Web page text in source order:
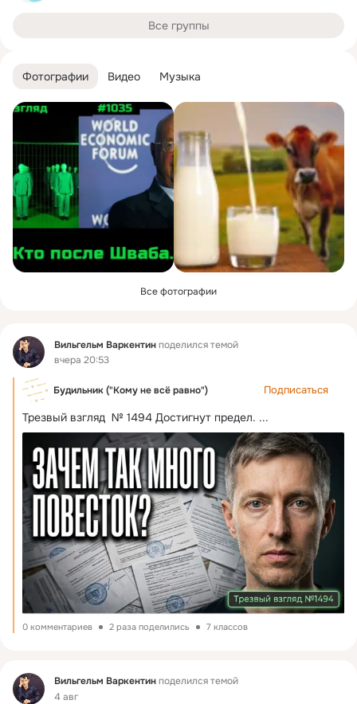
Фотографии Видео Музыка
Все фотографии
Фид Вильгельм Варкентинподелился темой
вчера 20:53
Будильник ("Кому не всё равно") Подписаться
Трезвый взгляд  № 1494 Достигнут предел. ...
0 комментариев 2 раза поделились 7 классов
Фид Вильгельм Варкентинподелился темой
4 авг
Все группы